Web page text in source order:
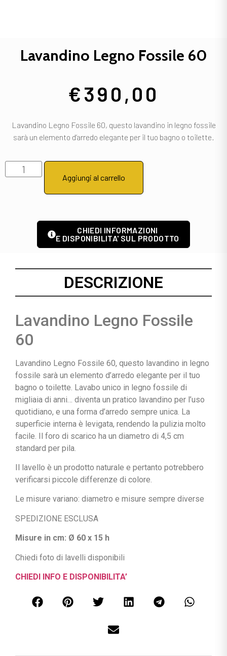
Lavandino Legno Fossile 60
€390,00
Lavandino Legno Fossile 60, questo lavandino in legno fossile
sarà un elemento d’arredo elegante per il tuo bagno o toilette.
Aggiungi al carrello
CHIEDI INFORMAZIONI
E DISPONIBILITA' SUL PRODOTTO
DESCRIZIONE
Lavandino Legno Fossile
60
Lavandino Legno Fossile 60, questo lavandino in legno
fossile sarà un elemento d’arredo elegante per il tuo
bagno o toilette. Lavabo unico in legno fossile di
migliaia di anni… diventa un pratico lavandino per l’uso
quotidiano, e una forma d’arredo sempre unica. La
superficie interna è levigata, rendendo la pulizia molto
facile. Il foro di scarico ha un diametro di 4,5 cm
standard per pila.
Il lavello è un prodotto naturale e pertanto potrebbero
verificarsi piccole differenze di colore.
Le misure variano: diametro e misure sempre diverse
SPEDIZIONE ESCLUSA
Misure in cm: Ø 60 x 15 h
Chiedi foto di lavelli disponibili
CHIEDI INFO E DISPONIBILITA’